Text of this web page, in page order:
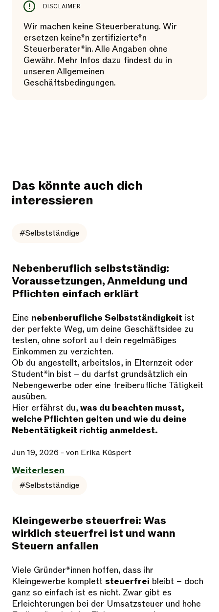
DISCLAIMER
Wir machen keine Steuerberatung. Wir
ersetzen keine*n zertifizierte*n
Steuerberater*in. Alle Angaben ohne
Gewähr. Mehr Infos dazu findest du in
unseren Allgemeinen
Geschäftsbedingungen.
Das könnte auch dich
interessieren
#Selbstständige
Nebenberuflich selbstständig:
Voraussetzungen, Anmeldung und
Pflichten einfach erklärt
Eine nebenberufliche Selbstständigkeit ist
der perfekte Weg, um deine Geschäftsidee zu
testen, ohne sofort auf dein regelmäßiges
Einkommen zu verzichten.
Ob du angestellt, arbeitslos, in Elternzeit oder
Student*in bist – du darfst grundsätzlich ein
Nebengewerbe oder eine freiberufliche Tätigkeit
ausüben.
Hier erfährst du, was du beachten musst,
welche Pflichten gelten und wie du deine
Nebentätigkeit richtig anmeldest.
Jun 19, 2026 - von Erika Küspert
Weiterlesen
#Selbstständige
Kleingewerbe steuerfrei: Was
wirklich steuerfrei ist und wann
Steuern anfallen
Viele Gründer*innen hoffen, dass ihr
Kleingewerbe komplett steuerfrei bleibt – doch
ganz so einfach ist es nicht. Zwar gibt es
Erleichterungen bei der Umsatzsteuer und hohe